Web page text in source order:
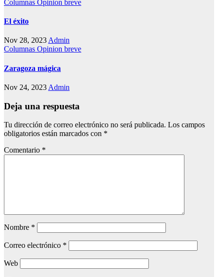
Columnas Opinion breve
El éxito
Nov 28, 2023 Admin
Columnas Opinion breve
Zaragoza mágica
Nov 24, 2023 Admin
Deja una respuesta
Tu dirección de correo electrónico no será publicada. Los campos
obligatorios están marcados con *
Comentario *
Nombre *
Correo electrónico *
Web